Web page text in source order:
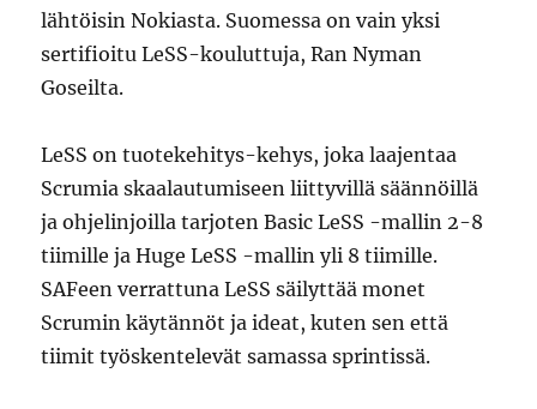
lähtöisin Nokiasta. Suomessa on vain yksi
sertifioitu LeSS-kouluttuja, Ran Nyman
Goseilta.
LeSS on tuotekehitys-kehys, joka laajentaa
Scrumia skaalautumiseen liittyvillä säännöillä
ja ohjelinjoilla tarjoten Basic LeSS -mallin 2-8
tiimille ja Huge LeSS -mallin yli 8 tiimille.
SAFeen verrattuna LeSS säilyttää monet
Scrumin käytännöt ja ideat, kuten sen että
tiimit työskentelevät samassa sprintissä.